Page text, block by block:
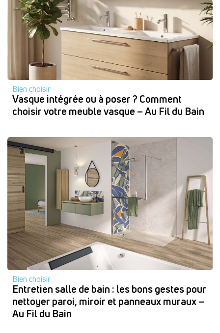
Bien choisir
Vasque intégrée ou à poser ? Comment
choisir votre meuble vasque – Au Fil du Bain
Bien choisir
Entretien salle de bain : les bons gestes pour
nettoyer paroi, miroir et panneaux muraux –
Au Fil du Bain